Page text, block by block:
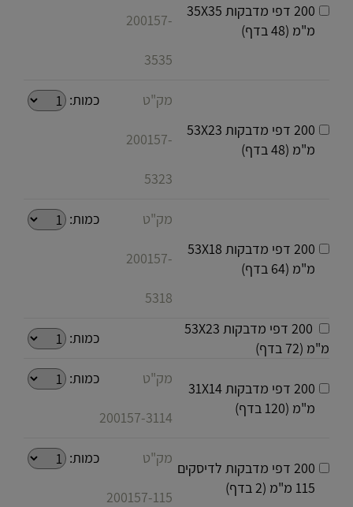
200 דפי מדבקות 35X35
מ"מ (48 בדף)
200157-
3535
200 דפי מדבקות 53X23
מ"מ (48 בדף)
מק"ט
200157-
5323
כמות:
200 דפי מדבקות 53X18
מ"מ (64 בדף)
מק"ט
200157-
5318
כמות:
200 דפי מדבקות 53X23
מ"מ (72 בדף)
כמות:
200 דפי מדבקות 31X14
מ"מ (120 בדף)
מק"ט
200157-3114
כמות:
200 דפי מדבקות לדיסקים
115 מ"מ (2 בדף)
מק"ט
200157-115
כמות: